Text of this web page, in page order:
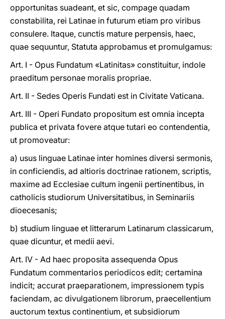
opportunitas suadeant, et sic, compage quadam
constabilita, rei Latinae in futurum etiam pro viribus
consulere. Itaque, cunctis mature perpensis, haec,
quae sequuntur, Statuta approbamus et promulgamus:
Art. I - Opus Fundatum «Latinitas» constituitur, indole
praeditum personae moralis propriae.
Art. II - Sedes Operis Fundati est in Civitate Vaticana.
Art. III - Operi Fundato propositum est omnia incepta
publica et privata fovere atque tutari eo contendentia,
ut promoveatur:
a) usus linguae Latinae inter homines diversi sermonis,
in conficiendis, ad altioris doctrinae rationem, scriptis,
maxime ad Ecclesiae cultum ingenii pertinentibus, in
catholicis studiorum Universitatibus, in Seminariis
dioecesanis;
b) studium linguae et litterarum Latinarum classicarum,
quae dicuntur, et medii aevi.
Art. IV - Ad haec proposita assequenda Opus
Fundatum commentarios periodicos edit; certamina
indicit; accurat praeparationem, impressionem typis
faciendam, ac divulgationem librorum, praecellentium
auctorum textus continentium, et subsidiorum